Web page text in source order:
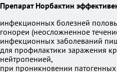
Препарат Норбактин
инфекционных болезней
гонореи (неосложненное
инфекционных заболеваний
для профилактики заражения
нейтропенией,
при проникновении